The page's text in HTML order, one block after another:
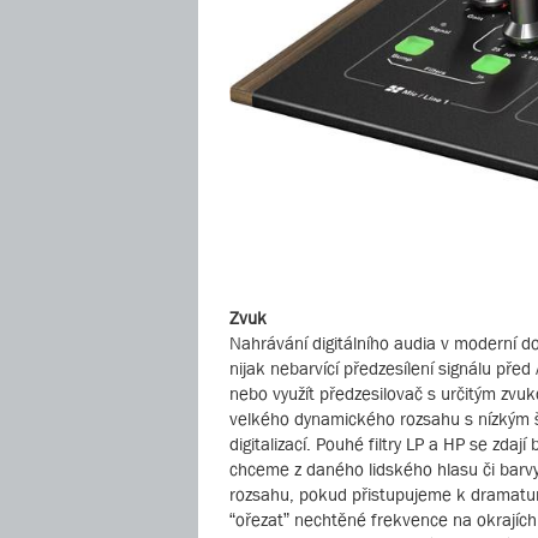
Zvuk
Nahrávání digitálního audia v moderní
nijak nebarvící předzesílení signálu
nebo využít předzesilovač s určitým
velkého dynamického rozsahu s
digitalizací. Pouhé filtry LP a HP se
chceme z daného lidského hlasu či
rozsahu, pokud přistupujeme k
“ořezat” nechtěné frekvence na